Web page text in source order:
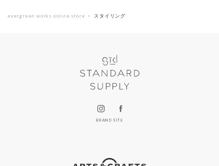
evergreen works online store スタイリング
BRAND SITE